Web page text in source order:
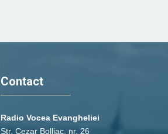
Contact
Radio Vocea Evangheliei
Str. Cezar Bolliac, nr. 26